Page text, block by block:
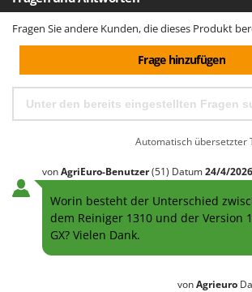
Fragen Sie andere Kunden, die dieses Produkt
Frage hinzufügen
Automatisch übersetzter
vonAgriEuro-Benutzer(51) Datum24/4/2026
Worin besteht der Unterschied
dem Reiniger 1310 und der Version
GX? Vielen Dank.
vonAgrieuro